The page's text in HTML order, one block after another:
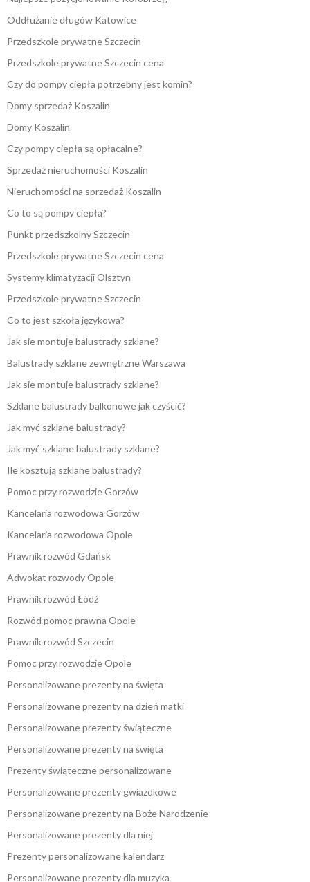
Oddłużanie długów Katowice
Przedszkole prywatne Szczecin
Przedszkole prywatne Szczecin cena
Czy do pompy ciepła potrzebny jest komin?
Domy sprzedaż Koszalin
Domy Koszalin
Czy pompy ciepła są opłacalne?
Sprzedaż nieruchomości Koszalin
Nieruchomości na sprzedaż Koszalin
Co to są pompy ciepła?
Punkt przedszkolny Szczecin
Przedszkole prywatne Szczecin cena
Systemy klimatyzacji Olsztyn
Przedszkole prywatne Szczecin
Co to jest szkoła językowa?
Jak sie montuje balustrady szklane?
Balustrady szklane zewnętrzne Warszawa
Jak sie montuje balustrady szklane?
Szklane balustrady balkonowe jak czyścić?
Jak myć szklane balustrady?
Jak myć szklane balustrady szklane?
Ile kosztują szklane balustrady?
Pomoc przy rozwodzie Gorzów
Kancelaria rozwodowa Gorzów
Kancelaria rozwodowa Opole
Prawnik rozwód Gdańsk
Adwokat rozwody Opole
Prawnik rozwód Łódź
Rozwód pomoc prawna Opole
Prawnik rozwód Szczecin
Pomoc przy rozwodzie Opole
Personalizowane prezenty na święta
Personalizowane prezenty na dzień matki
Personalizowane prezenty świąteczne
Personalizowane prezenty na święta
Prezenty świąteczne personalizowane
Personalizowane prezenty gwiazdkowe
Personalizowane prezenty na Boże Narodzenie
Personalizowane prezenty dla niej
Prezenty personalizowane kalendarz
Personalizowane prezenty dla muzyka